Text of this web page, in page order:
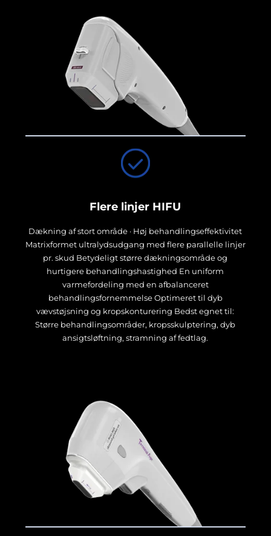
Flere linjer HIFU
Dækning af stort område · Høj behandlingseffektivitet
Matrixformet ultralydsudgang med flere parallelle linjer
pr. skud Betydeligt større dækningsområde og
hurtigere behandlingshastighed En uniform
varmefordeling med en afbalanceret
behandlingsfornemmelse Optimeret til dyb
vævstøjsning og kropskonturering Bedst egnet til:
Større behandlingsområder, kropsskulptering, dyb
ansigtsløftning, stramning af fedtlag.